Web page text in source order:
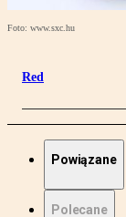
Foto: www.sxc.hu
Red
Powiązane
Polecane